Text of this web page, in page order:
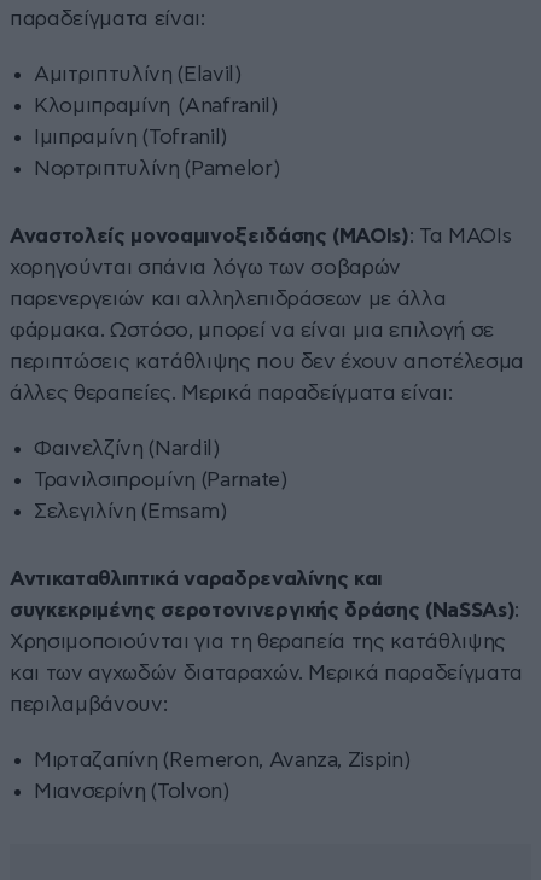
παραδείγματα είναι:
Αμιτριπτυλίνη (Elavil)
Κλομιπραμίνη (Anafranil)
Ιμιπραμίνη (Tofranil)
Νορτριπτυλίνη (Pamelor)
Αναστολείς μονοαμινοξειδάσης (MAOIs): Τα MAOIs
χορηγούνται σπάνια λόγω των σοβαρών
παρενεργειών και αλληλεπιδράσεων με άλλα
φάρμακα. Ωστόσο, μπορεί να είναι μια επιλογή σε
περιπτώσεις κατάθλιψης που δεν έχουν αποτέλεσμα
άλλες θεραπείες. Μερικά παραδείγματα είναι:
Φαινελζίνη (Nardil)
Τρανιλσιπρομίνη (Parnate)
Σελεγιλίνη (Emsam)
Αντικαταθλιπτικά ναραδρεναλίνης και
συγκεκριμένης σεροτονινεργικής δράσης (NaSSAs):
Χρησιμοποιούνται για τη θεραπεία της κατάθλιψης
και των αγχωδών διαταραχών. Μερικά παραδείγματα
περιλαμβάνουν:
Μιρταζαπίνη (Remeron, Avanza, Zispin)
Μιανσερίνη (Tolvon)